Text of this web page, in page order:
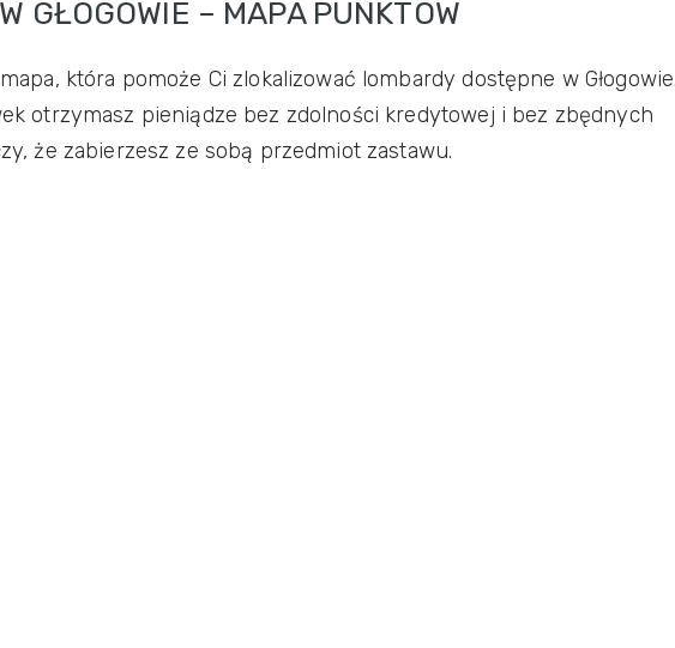
GŁOGOWIE – MAPA PUNKTÓW
która pomoże Ci zlokalizować lombardy dostępne w
otrzymasz pieniądze bez zdolności kredytowej i bez zbędnych
że zabierzesz ze sobą przedmiot zastawu.